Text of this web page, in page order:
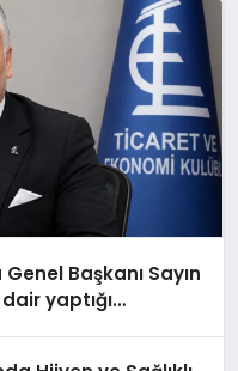
Başkanı Sayın
yaptığı